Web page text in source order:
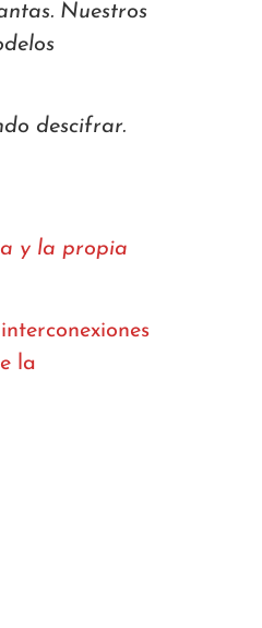
Nuestros
descifrar.
y la propia
la